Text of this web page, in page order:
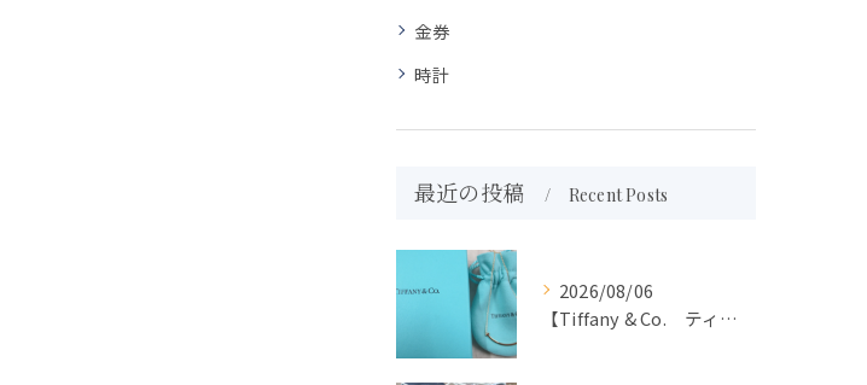
金券
時計
最近の投稿 Recent Posts
2026/08/06
【Tiffany & Co. ティファニー】買取 大吉盛岡店 アクセサリー買取しました！！